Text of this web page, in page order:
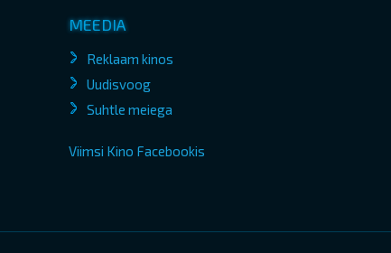
MEEDIA
Reklaam kinos
Uudisvoog
Suhtle meiega
Viimsi Kino Facebookis